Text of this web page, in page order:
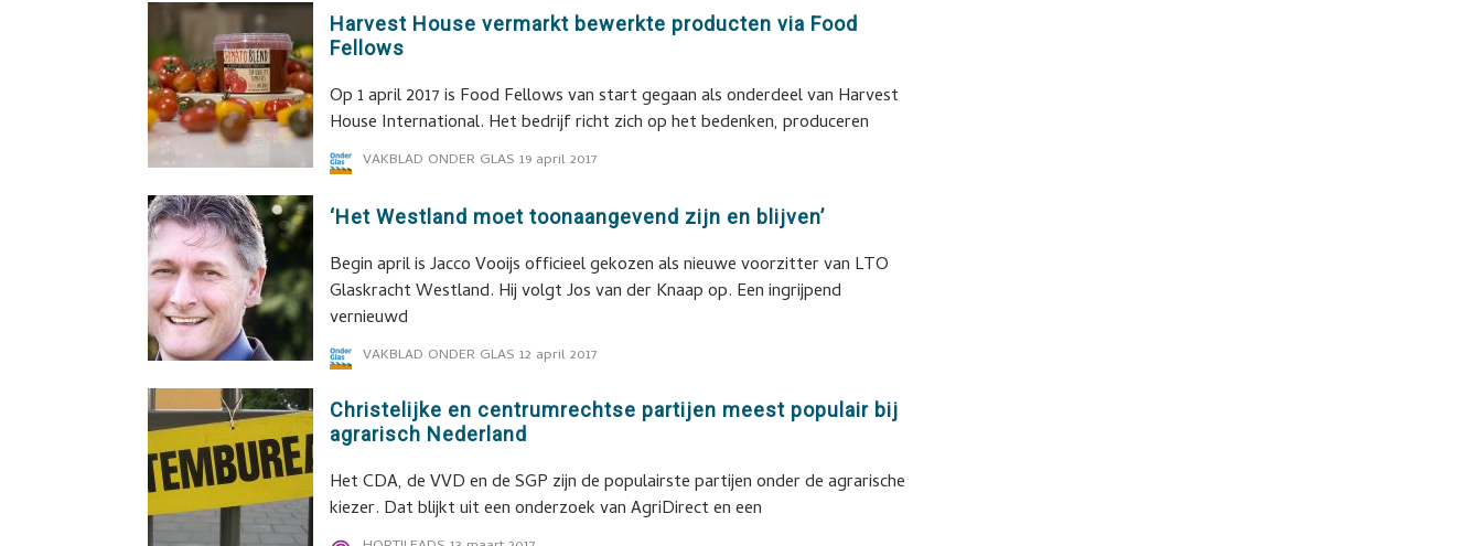
Harvest House vermarkt bewerkte producten via Food
Fellows
Op 1 april 2017 is Food Fellows van start gegaan als onderdeel van Harvest
House International. Het bedrijf richt zich op het bedenken, produceren
VAKBLAD ONDER GLAS 19 april 2017
‘Het Westland moet toonaangevend zijn en blijven’
Begin april is Jacco Vooijs officieel gekozen als nieuwe voorzitter van LTO
Glaskracht Westland. Hij volgt Jos van der Knaap op. Een ingrijpend
vernieuwd
VAKBLAD ONDER GLAS 12 april 2017
Christelijke en centrumrechtse partijen meest populair bij
agrarisch Nederland
Het CDA, de VVD en de SGP zijn de populairste partijen onder de agrarische
kiezer. Dat blijkt uit een onderzoek van AgriDirect en een